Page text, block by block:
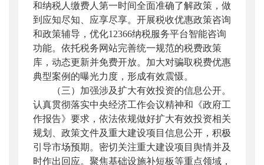
和纳税人缴费人第一时间全面准确了解政策，做
到应知尽知、应享尽享。开展税收优惠政策咨询
和政策辅导，优化12366纳税服务平台智能咨询
功能。依托税务网站完善统一规范的税费政策
库，动态更新并免费开放。加大对骗取税费优惠
典型案例的曝光力度，形成有效震慑。
（三）加强涉及扩大有效投资的信息公开。
认真贯彻落实中央经济工作会议精神和《政府工
作报告》要求，依法依规做好扩大有效投资相关
规划、政策文件及重大建设项目信息公开，积极
引导市场预期。密切关注重大建设项目舆情并及
时作出回应。聚焦基础设施补短板等重点领域，